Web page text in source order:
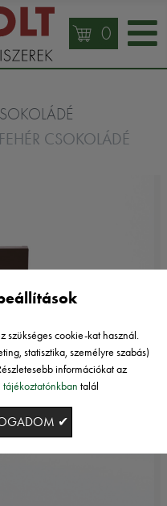
0
CSOKOLÁDÉ
szükséges cookie-kat használ.
statisztika, személyre szabás)
információkat az
talál
✔